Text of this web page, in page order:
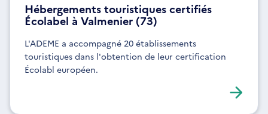
Hébergements touristiques certifiés
Écolabel à Valmenier (73)
L'ADEME a accompagné 20 établissements
touristiques dans l'obtention de leur certification
Écolabl européen.